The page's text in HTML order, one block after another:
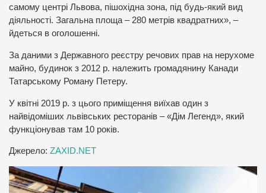
самому центрі Львова, пішохідна зона, під будь-який вид
діяльності. Загальна площа – 280 метрів квадратних», –
йдеться в оголошенні.
За даними з Державного реєстру речових прав на нерухоме
майно, будинок з 2012 р. належить громадянину Канади
Татарському Роману Петеру.
У квітні 2019 р. з цього приміщення виїхав один з
найвідоміших львівських ресторанів – «Дім Легенд», який
функціонував там 10 років.
Джерело: ZAXID.NET